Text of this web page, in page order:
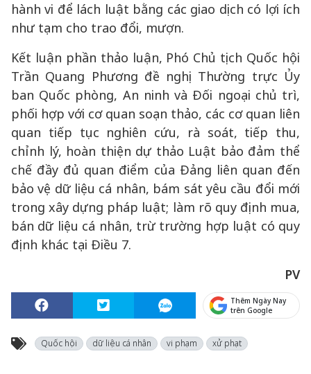
hành vi để lách luật bằng các giao dịch có lợi ích
như tạm cho trao đổi, mượn.
Kết luận phần thảo luận, Phó Chủ tịch Quốc hội
Trần Quang Phương đề nghị Thường trực Ủy
ban Quốc phòng, An ninh và Đối ngoại chủ trì,
phối hợp với cơ quan soạn thảo, các cơ quan liên
quan tiếp tục nghiên cứu, rà soát, tiếp thu,
chỉnh lý, hoàn thiện dự thảo Luật bảo đảm thể
chế đầy đủ quan điểm của Đảng liên quan đến
bảo vệ dữ liệu cá nhân, bám sát yêu cầu đổi mới
trong xây dựng pháp luật; làm rõ quy định mua,
bán dữ liệu cá nhân, trừ trường hợp luật có quy
định khác tại Điều 7.
PV
Thêm Ngày Nay
trên Google
Quốc hội dữ liệu cá nhân vi phạm xử phạt